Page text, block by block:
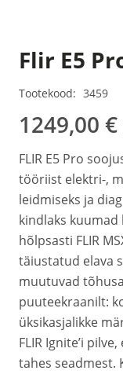
Flir E5
Tootekood: 3459
1249,00 €
FLIR E5 Pro
tööriist elektri-,
leidmiseks ja
kindlaks
hõlpsasti FLIR
täiustatud elava
muutuvad
puuteekraanilt:
üksikasjalikke
FLIR Ignite’i
tahes seadmest.